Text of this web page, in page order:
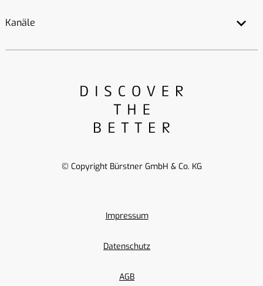
Kanäle
Impressum
Datenschutz
AGB
© Copyright Bürstner GmbH & Co. KG